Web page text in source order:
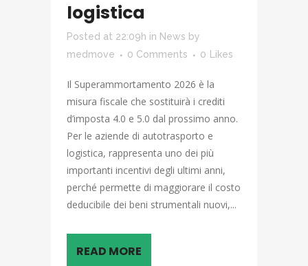
logistica
Posted at 22:09h in News by
medmove
0 Comments 0 Likes
Il Superammortamento 2026 è la
misura fiscale che sostituirà i crediti
d’imposta 4.0 e 5.0 dal prossimo anno.
Per le aziende di autotrasporto e
logistica, rappresenta uno dei più
importanti incentivi degli ultimi anni,
perché permette di maggiorare il costo
deducibile dei beni strumentali nuovi,...
READ MORE